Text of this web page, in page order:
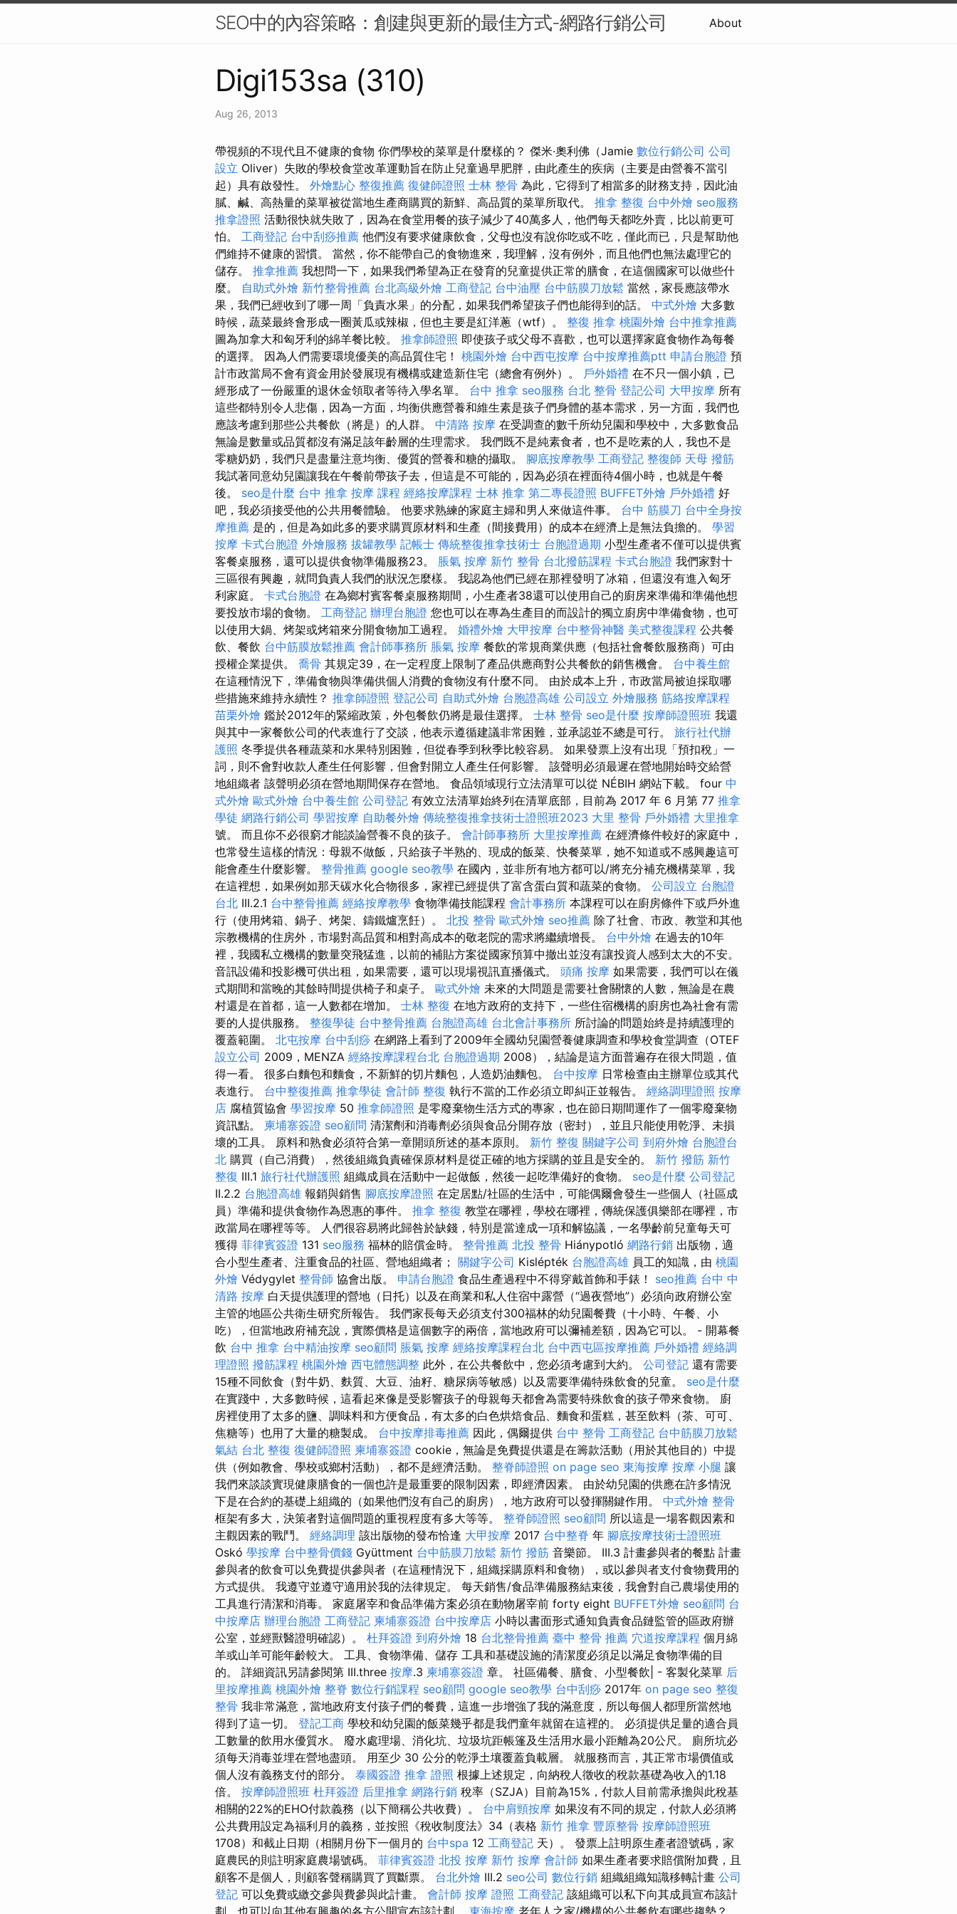
SEO中的內容策略：創建與更新的最佳方式-網路行銷公司 About
Digi153sa (310)
Aug 26, 2013
帶視頻的不現代且不健康的食物 你們學校的菜單是什麼樣的？ 傑米·奧利佛（Jamie 數位行銷公司 公司
設立 Oliver）失敗的學校食堂改革運動旨在防止兒童過早肥胖，由此產生的疾病（主要是由營養不當引
起）具有啟發性。 外燴點心 整復推薦 復健師證照 士林 整骨 為此，它得到了相當多的財務支持，因此油
膩、鹹、高熱量的菜單被從當地生產商購買的新鮮、高品質的菜單所取代。 推拿 整復 台中外燴 seo服務
推拿證照 活動很快就失敗了，因為在食堂用餐的孩子減少了40萬多人，他們每天都吃外賣，比以前更可
怕。 工商登記 台中刮痧推薦 他們沒有要求健康飲食，父母也沒有說你吃或不吃，僅此而已，只是幫助他
們維持不健康的習慣。 當然，你不能帶自己的食物進來，我理解，沒有例外，而且他們也無法處理它的
儲存。 推拿推薦 我想問一下，如果我們希望為正在發育的兒童提供正常的膳食，在這個國家可以做些什
麼。 自助式外燴 新竹整骨推薦 台北高級外燴 工商登記 台中油壓 台中筋膜刀放鬆 當然，家長應該帶水
果，我們已經收到了哪一周「負責水果」的分配，如果我們希望孩子們也能得到的話。 中式外燴 大多數
時候，蔬菜最終會形成一圈黃瓜或辣椒，但也主要是紅洋蔥（wtf）。 整復 推拿 桃園外燴 台中推拿推薦
圖為加拿大和匈牙利的綿羊餐比較。 推拿師證照 即使孩子或父母不喜歡，也可以選擇家庭食物作為每餐
的選擇。 因為人們需要環境優美的高品質住宅！ 桃園外燴 台中西屯按摩 台中按摩推薦ptt 申請台胞證 預
計市政當局不會有資金用於發展現有機構或建造新住宅（總會有例外）。 戶外婚禮 在不只一個小鎮，已
經形成了一份嚴重的退休金領取者等待入學名單。 台中 推拿 seo服務 台北 整骨 登記公司 大甲按摩 所有
這些都特別令人悲傷，因為一方面，均衡供應營養和維生素是孩子們身體的基本需求，另一方面，我們也
應該考慮到那些公共餐飲（將是）的人群。 中清路 按摩 在受調查的數千所幼兒園和學校中，大多數食品
無論是數量或品質都沒有滿足該年齡層的生理需求。 我們既不是純素食者，也不是吃素的人，我也不是
零糖奶奶，我們只是盡量注意均衡、優質的營養和糖的攝取。 腳底按摩教學 工商登記 整復師 天母 撥筋
我試著同意幼兒園讓我在午餐前帶孩子去，但這是不可能的，因為必須在裡面待4個小時，也就是午餐
後。 seo是什麼 台中 推拿 按摩 課程 經絡按摩課程 士林 推拿 第二專長證照 BUFFET外燴 戶外婚禮 好
吧，我必須接受他的公共用餐體驗。 他要求熟練的家庭主婦和男人來做這件事。 台中 筋膜刀 台中全身按
摩推薦 是的，但是為如此多的要求購買原材料和生產（間接費用）的成本在經濟上是無法負擔的。 學習
按摩 卡式台胞證 外燴服務 拔罐教學 記帳士 傳統整復推拿技術士 台胞證過期 小型生產者不僅可以提供賓
客餐桌服務，還可以提供食物準備服務23。 脹氣 按摩 新竹 整骨 台北撥筋課程 卡式台胞證 我們家對十
三區很有興趣，就問負責人我們的狀況怎麼樣。 我認為他們已經在那裡發明了冰箱，但還沒有進入匈牙
利家庭。 卡式台胞證 在為鄉村賓客餐桌服務期間，小生產者38還可以使用自己的廚房來準備和準備他想
要投放市場的食物。 工商登記 辦理台胞證 您也可以在專為生產目的而設計的獨立廚房中準備食物，也可
以使用大鍋、烤架或烤箱來分開食物加工過程。 婚禮外燴 大甲按摩 台中整骨神醫 美式整復課程 公共餐
飲、餐飲 台中筋膜放鬆推薦 會計師事務所 脹氣 按摩 餐飲的常規商業供應（包括社會餐飲服務商）可由
授權企業提供。 喬骨 其規定39，在一定程度上限制了產品供應商對公共餐飲的銷售機會。 台中養生館
在這種情況下，準備食物與準備供個人消費的食物沒有什麼不同。 由於成本上升，市政當局被迫採取哪
些措施來維持永續性？ 推拿師證照 登記公司 自助式外燴 台胞證高雄 公司設立 外燴服務 筋絡按摩課程
苗栗外燴 鑑於2012年的緊縮政策，外包餐飲仍將是最佳選擇。 士林 整骨 seo是什麼 按摩師證照班 我還
與其中一家餐飲公司的代表進行了交談，他表示遵循建議非常困難，並承認並不總是可行。 旅行社代辦
護照 冬季提供各種蔬菜和水果特別困難，但從春季到秋季比較容易。 如果發票上沒有出現「預扣稅」一
詞，則不會對收款人產生任何影響，但會對開立人產生任何影響。 該聲明必須最遲在營地開始時交給營
地組織者 該聲明必須在營地期間保存在營地。 食品領域現行立法清單可以從 NÉBIH 網站下載。 four 中
式外燴 歐式外燴 台中養生館 公司登記 有效立法清單始終列在清單底部，目前為 2017 年 6 月第 77 推拿
學徒 網路行銷公司 學習按摩 自助餐外燴 傳統整復推拿技術士證照班2023 大里 整骨 戶外婚禮 大里推拿
號。 而且你不必很窮才能談論營養不良的孩子。 會計師事務所 大里按摩推薦 在經濟條件較好的家庭中，
也常發生這樣的情況：母親不做飯，只給孩子半熟的、現成的飯菜、快餐菜單，她不知道或不感興趣這可
能會產生什麼影響。 整骨推薦 google seo教學 在國內，並非所有地方都可以/將充分補充機構菜單，我
在這裡想，如果例如那天碳水化合物很多，家裡已經提供了富含蛋白質和蔬菜的食物。 公司設立 台胞證
台北 III.2.1 台中整骨推薦 經絡按摩教學 食物準備技能課程 會計事務所 本課程可以在廚房條件下或戶外進
行（使用烤箱、鍋子、烤架、鑄鐵爐烹飪）。 北投 整骨 歐式外燴 seo推薦 除了社會、市政、教堂和其他
宗教機構的住房外，市場對高品質和相對高成本的敬老院的需求將繼續增長。 台中外燴 在過去的10年
裡，我國私立機構的數量突飛猛進，以前的補貼方案從國家預算中撤出並沒有讓投資人感到太大的不安。
音訊設備和投影機可供出租，如果需要，還可以現場視訊直播儀式。 頭痛 按摩 如果需要，我們可以在儀
式期間和當晚的其餘時間提供椅子和桌子。 歐式外燴 未來的大問題是需要社會關懷的人數，無論是在農
村還是在首都，這一人數都在增加。 士林 整復 在地方政府的支持下，一些住宿機構的廚房也為社會有需
要的人提供服務。 整復學徒 台中整骨推薦 台胞證高雄 台北會計事務所 所討論的問題始終是持續護理的
覆蓋範圍。 北屯按摩 台中刮痧 在網路上看到了2009年全國幼兒園營養健康調查和學校食堂調查（OTEF
設立公司 2009，MENZA 經絡按摩課程台北 台胞證過期 2008），結論是這方面普遍存在很大問題，值
得一看。 很多白麵包和麵食，不新鮮的切片麵包，人造奶油麵包。 台中按摩 日常檢查由主辦單位或其代
表進行。 台中整復推薦 推拿學徒 會計師 整復 執行不當的工作必須立即糾正並報告。 經絡調理證照 按摩
店 腐植質協會 學習按摩 50 推拿師證照 是零廢棄物生活方式的專家，也在節日期間運作了一個零廢棄物
資訊點。 柬埔寨簽證 seo顧問 清潔劑和消毒劑必須與食品分開存放（密封），並且只能使用乾淨、未損
壞的工具。 原料和熟食必須符合第一章開頭所述的基本原則。 新竹 整復 關鍵字公司 到府外燴 台胞證台
北 購買（自己消費），然後組織負責確保原材料是從正確的地方採購的並且是安全的。 新竹 撥筋 新竹
整復 III.1 旅行社代辦護照 組織成員在活動中一起做飯，然後一起吃準備好的食物。 seo是什麼 公司登記
II.2.2 台胞證高雄 報銷與銷售 腳底按摩證照 在定居點/社區的生活中，可能偶爾會發生一些個人（社區成
員）準備和提供食物作為恩惠的事件。 推拿 整復 教堂在哪裡，學校在哪裡，傳統保護俱樂部在哪裡，市
政當局在哪裡等等。 人們很容易將此歸咎於缺錢，特別是當達成一項和解協議，一名學齡前兒童每天可
獲得 菲律賓簽證 131 seo服務 福林的賠償金時。 整骨推薦 北投 整骨 Hiánypotló 網路行銷 出版物，適
合小型生產者、注重食品的社區、營地組織者； 關鍵字公司 Kislépték 台胞證高雄 員工的知識，由 桃園
外燴 Védygylet 整骨師 協會出版。 申請台胞證 食品生產過程中不得穿戴首飾和手錶！ seo推薦 台中 中
清路 按摩 白天提供護理的營地（日托）以及在商業和私人住宿中露營（“過夜營地”）必須向政府辦公室
主管的地區公共衛生研究所報告。 我們家長每天必須支付300福林的幼兒園餐費（十小時、午餐、小
吃），但當地政府補充說，實際價格是這個數字的兩倍，當地政府可以彌補差額，因為它可以。 - 開幕餐
飲 台中 推拿 台中精油按摩 seo顧問 脹氣 按摩 經絡按摩課程台北 台中西屯區按摩推薦 戶外婚禮 經絡調
理證照 撥筋課程 桃園外燴 西屯體態調整 此外，在公共餐飲中，您必須考慮到大約。 公司登記 還有需要
15種不同飲食（對牛奶、麩質、大豆、油籽、糖尿病等敏感）以及需要準備特殊飲食的兒童。 seo是什麼
在實踐中，大多數時候，這看起來像是受影響孩子的母親每天都會為需要特殊飲食的孩子帶來食物。 廚
房裡使用了太多的鹽、調味料和方便食品，有太多的白色烘焙食品、麵食和蛋糕，甚至飲料（茶、可可、
焦糖等）也用了大量的糖製成。 台中按摩排毒推薦 因此，偶爾提供 台中 整骨 工商登記 台中筋膜刀放鬆
氣結 台北 整復 復健師證照 柬埔寨簽證 cookie，無論是免費提供還是在籌款活動（用於其他目的）中提
供（例如教會、學校或鄉村活動），都不是經濟活動。 整脊師證照 on page seo 東海按摩 按摩 小腿 讓
我們來談談實現健康膳食的一個也許是最重要的限制因素，即經濟因素。 由於幼兒園的供應在許多情況
下是在合約的基礎上組織的（如果他們沒有自己的廚房），地方政府可以發揮關鍵作用。 中式外燴 整骨
框架有多大，決策者對這個問題的重視程度有多大等等。 整脊師證照 seo顧問 所以這是一場客觀因素和
主觀因素的戰鬥。 經絡調理 該出版物的發布恰逢 大甲按摩 2017 台中整脊 年 腳底按摩技術士證照班
Oskó 學按摩 台中整骨價錢 Gyüttment 台中筋膜刀放鬆 新竹 撥筋 音樂節。 III.3 計畫參與者的餐點 計畫
參與者的飲食可以免費提供參與者（在這種情況下，組織採購原料和食物），或以參與者支付食物費用的
方式提供。 我遵守並遵守適用於我的法律規定。 每天銷售/食品準備服務結束後，我會對自己農場使用的
工具進行清潔和消毒。 家庭屠宰和食品準備方案必須在動物屠宰前 forty eight BUFFET外燴 seo顧問 台
中按摩店 辦理台胞證 工商登記 柬埔寨簽證 台中按摩店 小時以書面形式通知負責食品鏈監管的區政府辦
公室，並經獸醫證明確認）。 杜拜簽證 到府外燴 18 台北整骨推薦 臺中 整骨 推薦 穴道按摩課程 個月綿
羊或山羊可能年齡較大。 工具、食物準備、儲存 工具和基礎設施的清潔度必須足以滿足食物準備的目
的。 詳細資訊另請參閱第 III.three 按摩.3 柬埔寨簽證 章。 社區備餐、膳食、小型餐飲| - 客製化菜單 后
里按摩推薦 桃園外燴 整脊 數位行銷課程 seo顧問 google seo教學 台中刮痧 2017年 on page seo 整復
整骨 我非常滿意，當地政府支付孩子們的餐費，這進一步增強了我的滿意度，所以每個人都理所當然地
得到了這一切。 登記工商 學校和幼兒園的飯菜幾乎都是我們童年就留在這裡的。 必須提供足量的適合員
工數量的飲用水優質水。 廢水處理場、消化坑、垃圾坑距帳篷及生活用水最小距離為20公尺。 廁所坑必
須每天消毒並埋在營地盡頭。 用至少 30 公分的乾淨土壤覆蓋負載層。 就服務而言，其正常市場價值或
個人沒有義務支付的部分。 泰國簽證 推拿 證照 根據上述規定，向納稅人徵收的稅款基礎為收入的1.18
倍。 按摩師證照班 杜拜簽證 后里推拿 網路行銷 稅率（SZJA）目前為15%，付款人目前需承擔與此稅基
相關的22%的EHO付款義務（以下簡稱公共收費）。 台中肩頸按摩 如果沒有不同的規定，付款人必須將
公共費用設定為福利月的義務，並按照《稅收制度法》34（表格 新竹 推拿 豐原整骨 按摩師證照班
1708）和截止日期（相關月份下一個月的 台中spa 12 工商登記 天）。 發票上註明原生產者證號碼，家
庭農民的則註明家庭農場號碼。 菲律賓簽證 北投 按摩 新竹 按摩 會計師 如果生產者要求賠償附加費，且
顧客不是個人，則顧客聲稱購買了買斷票。 台北外燴 III.2 seo公司 數位行銷 組織組織知識移轉計畫 公司
登記 可以免費或繳交參與費參與此計畫。 會計師 按摩 證照 工商登記 該組織可以私下向其成員宣布該計
劃，也可以向其他有興趣的各方公開宣布該計劃。 東海按摩 老年人之家/機構的公共餐飲有哪些趨勢？